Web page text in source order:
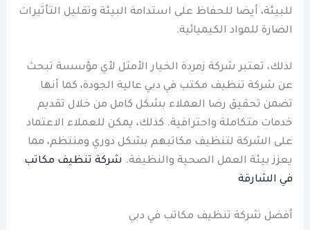
للبيئة، أيضا للحفاظ على استدامة البيئة وتقليل التأثيرات
الضارة للمواد الكيميائية.
لذلك، تعتبر شركة زمردة الخيار الأمثل لأي مؤسسة تبحث
عن شركة تنظيف مكتب في دبي عالية الجودة، كما أنها
تضمن تحقيق رضا العملاء بشكل كامل من خلال تقديم
خدمات متكاملة واحترافية. كذلك، يمكن للعملاء الاعتماد
على الشركة لتنظيف مكاتبهم بشكل دوري ومنتظم، مما
يعزز بيئة العمل الصحية والنظيفة. شركة تنظيف مكاتب
في الشارقة
أفضل شركة تنظيف مكاتب في دبي